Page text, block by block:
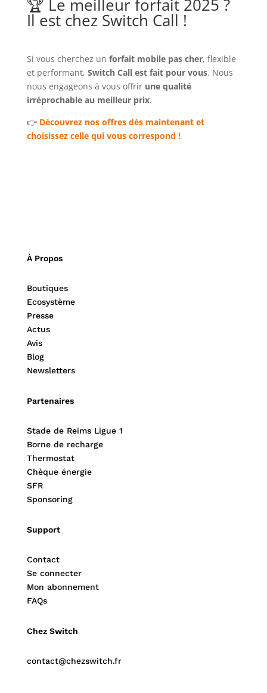
🏆 Le meilleur forfait 2025 ?
Il est chez Switch Call !
Si vous cherchez un forfait mobile pas cher, flexible
et performant, Switch Call est fait pour vous. Nous
nous engageons à vous offrir une qualité
irréprochable au meilleur prix.
👉 Découvrez nos offres dès maintenant et
choisissez celle qui vous correspond !
À Propos
Boutiques
Ecosystème
Presse
Actus
Avis
Blog
Newsletters
Partenaires
Stade de Reims Ligue 1
Borne de recharge
Thermostat
Chèque énergie
SFR
Sponsoring
Support
Contact
Se connecter
Mon abonnement
FAQs
Chez Switch
contact@chezswitch.fr